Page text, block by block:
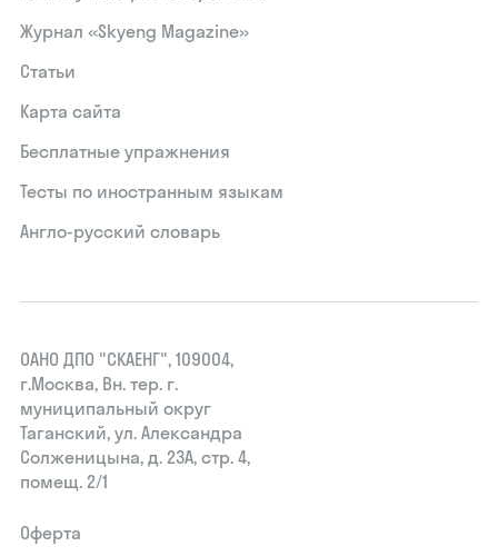
Журнал «Skyeng Magazine»
Статьи
Карта сайта
Бесплатные упражнения
Тесты по иностранным языкам
Англо-русский словарь
ОАНО ДПО "СКАЕНГ", 109004,
г.Москва, Вн. тер. г.
муниципальный округ
Таганский, ул. Александра
Солженицына, д. 23А, стр. 4,
помещ. 2/1
Оферта